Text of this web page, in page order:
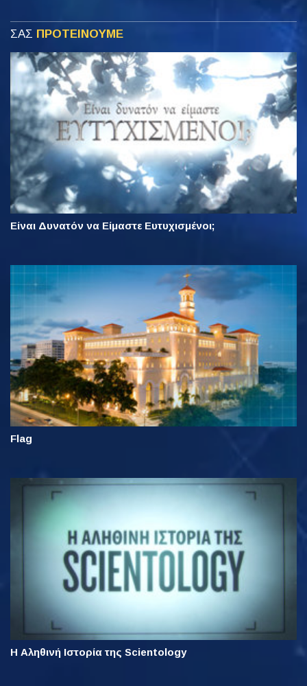
ΣΑΣ ΠΡΟΤΕΙΝΟΥΜΕ
Είναι Δυνατόν να Είμαστε Ευτυχισμένοι;
Flag
Η Αληθινή Ιστορία της Scientology